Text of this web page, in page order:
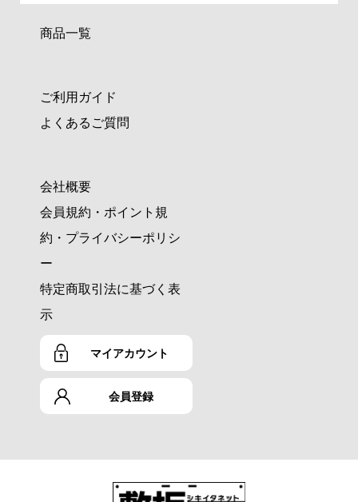
商品一覧
ご利用ガイド
よくあるご質問
会社概要
会員規約・ポイント規
約・プライバシーポリシ
ー
特定商取引法に基づく表
示
マイアカウント
会員登録